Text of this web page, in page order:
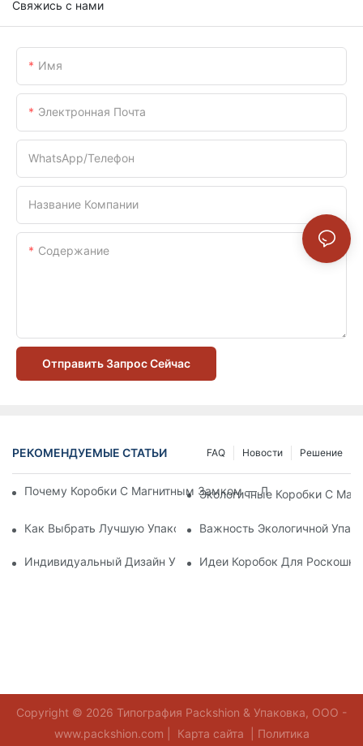
Свяжись с нами
Имя
Электронная Почта
WhatsApp/телефон
Название Компании
Содержание
Отправить Запрос Сейчас
РЕКОМЕНДУЕМЫЕ СТАТЬИ Решение
Новости
FAQ
Почему Коробки С Магнитным Замком — Лучший Выбор
Экологичные Коробки С
Как Выбрать Лучшую Упаковку Для Средств По Уходу За
Важность Экологичной
Индивидуальный Дизайн Упаковки Для Средств По
Идеи Коробок Для
Copyright © 2026 Типография Packshion & Упаковка, ООО -
www.packshion.com |
Карта сайта Политика